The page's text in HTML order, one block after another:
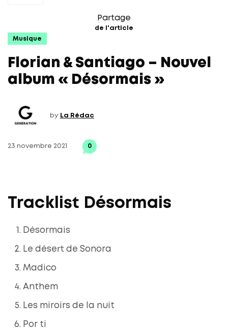
Partage
de l'article
Musique
Florian & Santiago – Nouvel
album « Désormais »
by La Rédac
23 novembre 2021 0
Tracklist Désormais
Désormais
Le désert de Sonora
Madico
Anthem
Les miroirs de la nuit
Por ti